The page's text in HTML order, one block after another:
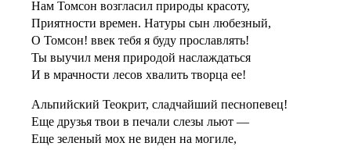
Нам Томсон возгласил природы красоту,
Приятности времен. Натуры сын любезный,
О Томсон! ввек тебя я буду прославлять!
Ты выучил меня природой наслаждаться
И в мрачности лесов хвалить творца ее!
Альпийский Теокрит, сладчайший песнопевец!
Еще друзья твои в печали слезы льют —
Еще зеленый мох не виден на могиле,